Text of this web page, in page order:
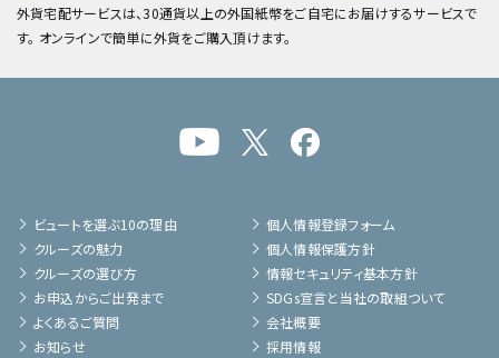
外貨宅配サービスは、30通貨以上の外国紙幣をご自宅にお届けするサービスで
す。 オンラインで簡単に外貨をご購入頂けます。
ビュートを選ぶ10の理由
クルーズの魅力
クルーズの選び方
お申込からご出発まで
よくあるご質問
お知らせ
個人情報登録フォーム
個人情報保護方針
情報セキュリティ基本方針
SDGs宣言と当社の取組ついて
会社概要
採用情報